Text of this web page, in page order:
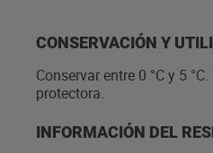
CONSERVACIÓN Y
Conservar entre 0 °C y 5
protectora.
INFORMACIÓN DEL